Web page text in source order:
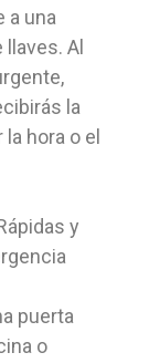
a una
Al
la
hora o el
y
puerta
o